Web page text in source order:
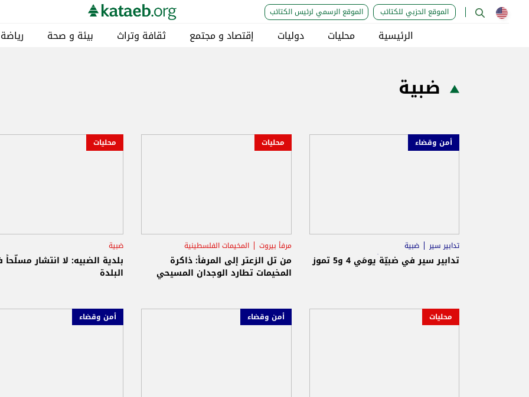
الموقع الحزبي للكتائب الموقع الرسمي لرئيس الكتائب
الرئيسية محليات دوليات إقتصاد و مجتمع ثقافة وتراث بيئة و صحة رياضة
ضبية
أمن وقضاء
تدابير سير
ضبية
المديريّة العامّة لقوى الأمن الدّاخلي
تدابير سير في ضبيّة يومَي 4 و5 تموز
محليات
مرفأ بيروت
المخيمات الفلسطينية
جسر الباشا
من تل الزعتر إلى المرفأ: ذاكرة
المخيمات تطارد الوجدان المسيحي
محليات
ضبية
بلدية الضبيه: لا انتشار
البلدة
محليات أمن وقضاء أمن وقضاء